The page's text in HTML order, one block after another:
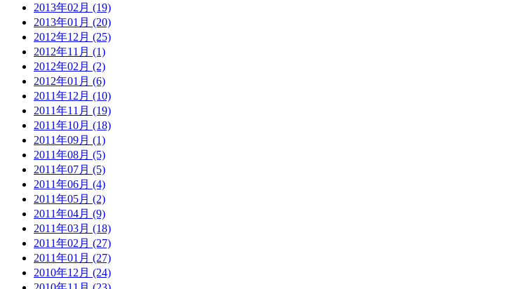
2013年02月 (19)
2013年01月 (20)
2012年12月 (25)
2012年11月 (1)
2012年02月 (2)
2012年01月 (6)
2011年12月 (10)
2011年11月 (19)
2011年10月 (18)
2011年09月 (1)
2011年08月 (5)
2011年07月 (5)
2011年06月 (4)
2011年05月 (2)
2011年04月 (9)
2011年03月 (18)
2011年02月 (27)
2011年01月 (27)
2010年12月 (24)